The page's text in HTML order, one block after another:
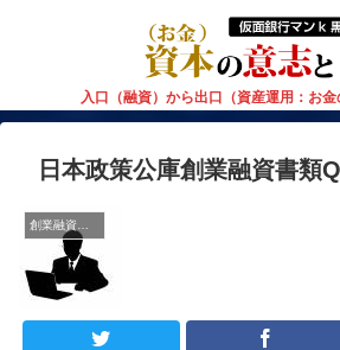
入口（融資）から出口（資産運用：お
日本政策公庫創業融資書類
創業融資大学